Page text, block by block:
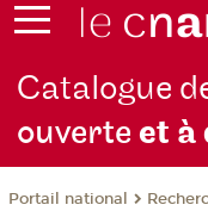
Catalogue
ouverteet à
Portail national